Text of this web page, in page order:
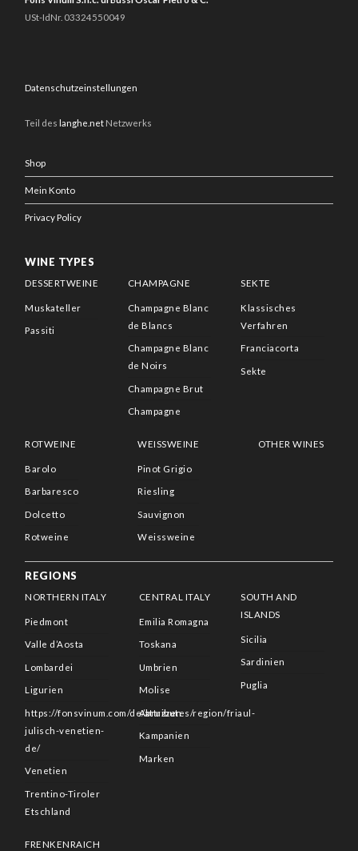
USt-IdNr. 03324550049
Datenschutzeinstellungen
Teil deslanghe.net Netzwerks
Shop
Mein Konto
Privacy Policy
WINE TYPES
DESSERTWEINE
Muskateller
Passiti
CHAMPAGNE
Champagne Blanc
de Blancs
Champagne Blanc
de Noirs
Champagne Brut
Champagne
SEKTE
Klassisches
Verfahren
Franciacorta
Sekte
ROTWEINE
Barolo
Barbaresco
Dolcetto
Rotweine
WEISSWEINE
Pinot Grigio
Riesling
Sauvignon
Weissweine
OTHER WINES
REGIONS
NORTHERN ITALY
Piedmont
Valle d’Aosta
Lombardei
Ligurien
https://fonsvinum.com/de/attributes/region/friaul-
julisch-venetien-
de/
Venetien
Trentino-Tiroler
Etschland
CENTRAL ITALY
Emilia Romagna
Toskana
Umbrien
Molise
Abruzzen
Kampanien
Marken
SOUTH AND
ISLANDS
Sicilia
Sardinien
Puglia
FRENKENRAICH